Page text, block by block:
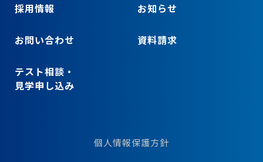
採用情報 お知らせ
お問い合わせ 資料請求
テスト相談・
見学申し込み
個人情報保護方針